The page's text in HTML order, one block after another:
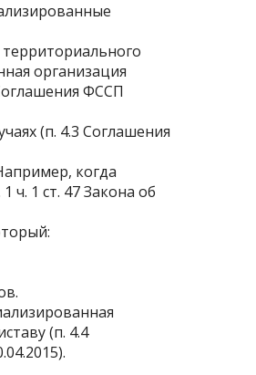
организация
ФССП
(п. 4.3 Соглашения
когда
ч. 1 ст. 47 Закона об
(п. 4.4